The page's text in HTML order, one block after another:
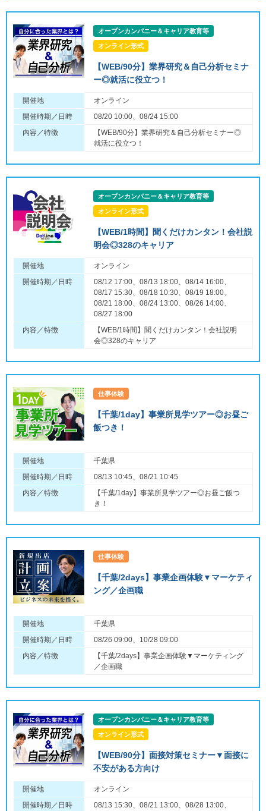
オープンカンパニー＆キャリア教育等
オンライン形式
【WEB/90分】業界研究＆自己分析セミナ
ー◎就活に役立つ！
開催地
オンライン
開催時期／日時
08/20 10:00、08/24 15:00
内容／特徴
【WEB/90分】業界研究＆自己分析セミナー◎
就活に役立つ！
オープンカンパニー＆キャリア教育等
オンライン形式
【WEB/1時間】聞くだけカンタン！会社説
明会◎328のキャリア
開催地
オンライン
開催時期／日時
08/12 17:00、08/13 18:00、08/14 16:00、
08/17 15:30、08/18 10:30、08/19 18:00、
08/21 18:00、08/24 13:00、08/26 14:00、
08/27 18:00
内容／特徴
【WEB/1時間】聞くだけカンタン！会社説明
会◎328のキャリア
仕事体験
【千葉/1day】事業所見学ツアー◎お昼ご
飯つき！
開催地
千葉県
開催時期／日時
08/13 10:45、08/21 10:45
内容／特徴
【千葉/1day】事業所見学ツアー◎お昼ご飯つ
き！
仕事体験
【千葉/2days】事業企画体験▼マーケティ
ング／企画職
開催地
千葉県
開催時期／日時
08/26 09:00、10/28 09:00
内容／特徴
【千葉/2days】事業企画体験▼マーケティング
／企画職
オープンカンパニー＆キャリア教育等
オンライン形式
【WEB/90分】面接対策セミナー▼面接に
不安がある方向け
開催地
オンライン
開催時期／日時
08/13 15:30、08/21 13:00、08/28 13:00、